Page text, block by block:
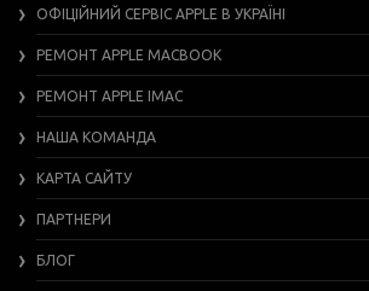
ОФІЦІЙНИЙ СЕРВІС APPLE В УКРАЇНІ
РЕМОНТ APPLE MACBOOK
РЕМОНТ APPLE IMAC
НАША КОМАНДА
КАРТА САЙТУ
ПАРТНЕРИ
БЛОГ